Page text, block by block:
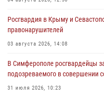
Росгвардия в Крыму и
правонарушителей
03 августа 2026, 14:08
В Симферополе росгвардейцы
подозреваемого в совершении
31 июля 2026, 10:23